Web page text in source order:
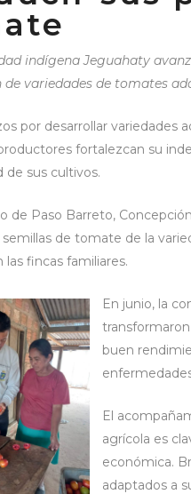
indígena Jeguahaty
variedades de tomates
por desarrollar variedades
fortalezcan su
de sus cultivos.
de Paso Barreto,
semillas de tomate de la
las fincas familiares.
En junio, la
buen
El
agrícola es
económica.
adaptados a